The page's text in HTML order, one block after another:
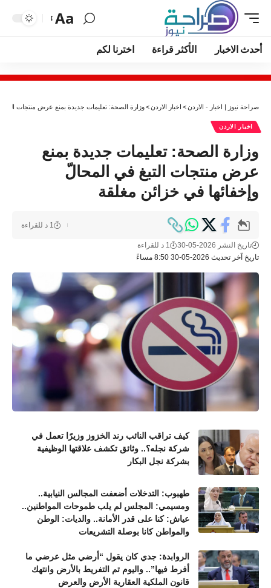
Aa
أحدث الاخبار الأكثر قراءة اخترنا لكم
صراحة نيوز | اخبار - الاردن> اخبار الاردن>وزارة الصحة: تعليمات جديدة بمنع عرض منتجات
اخبار الاردن
وزارة الصحة: تعليمات جديدة بمنع
عرض منتجات التبغ في المحالّ
وإخفائها في خزائن مغلقة
تاريخ آخر تحديث 2026-05-30 8:50 مساءً
تاريخ النشر 2026-05-30 1 د للقراءة
1 د للقراءة
كيف تراقب النائب رند الخزوز وزيرًا تعمل في
شركة نجله؟.. وثائق تكشف علاقتها الوظيفية
بشركة نجل البكار
طهبوب: التدخلات أضعفت المجالس النيابية..
ومسيمي: المجلس لم يلب طموحات المواطنين..
عياش: كنا على قدر الأمانة.. والديات: الوطن
والمواطن كانا بوصلة التشريعات
الروابدة: جدي كان يقول “أرضي مثل عرضي ما
أفرط فيها”.. واليوم تم التفريط بالأرض وانتهك
قانون الملكية العقارية الأرض والعرض